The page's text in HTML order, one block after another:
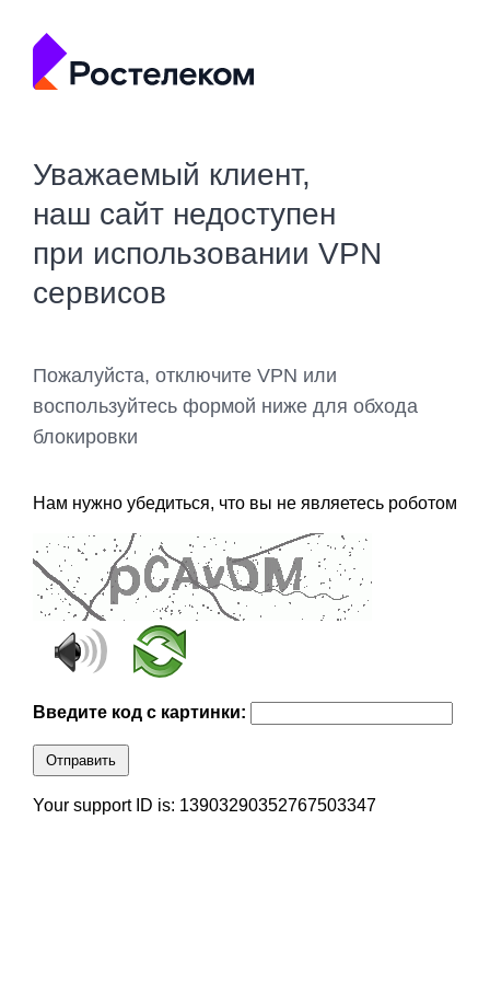
Уважаемый клиент,
наш сайт недоступен
при использовании VPN
сервисов
Пожалуйста, отключите VPN или
воспользуйтесь формой ниже для обхода
блокировки
Нам нужно убедиться, что вы не являетесь роботом
Введите код с картинки:
Отправить
Your support ID is: 13903290352767503347